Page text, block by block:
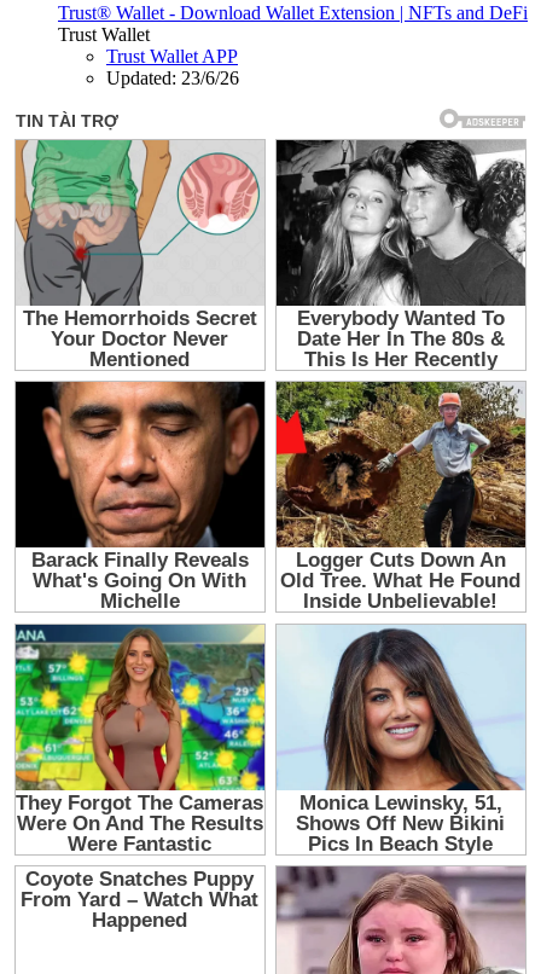
Trust® Wallet - Download Wallet Extension | NFTs and DeFi
Trust Wallet
Trust Wallet APP
Updated: 23/6/26